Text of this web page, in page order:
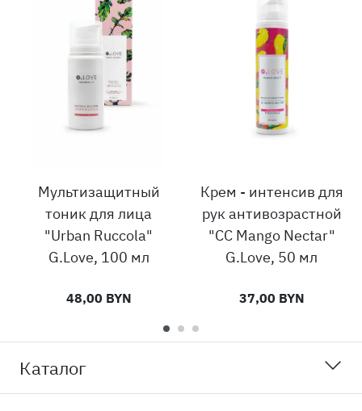
Мультизащитный
тоник для лица
"Urban Ruccola"
G.Love, 100 мл
48,00 BYN
Крем - интенсив для
рук антивозрастной
"CC Mango Nectar"
G.Love, 50 мл
37,00 BYN
Каталог